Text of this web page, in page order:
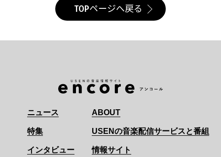
TOPページへ戻る
ニュース
特集
インタビュー
ABOUT
USENの音楽配信サービスと番組
情報サイト